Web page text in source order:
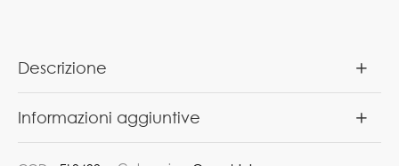
Descrizione
Informazioni aggiuntive